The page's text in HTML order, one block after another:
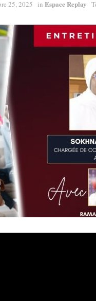
25, 2025 in Espace Replay